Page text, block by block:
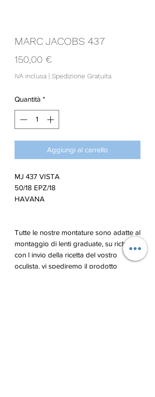
MARC JACOBS 437
150,00 €
IVA inclusa | Spedizione Gratuita
Quantità *
Aggiungi al carrello
MJ 437 VISTA
50/18 EPZ/18
HAVANA
Tutte le nostre montature sono adatte al
montaggio di lenti graduate, su richiesta
con l invio della ricetta del vostro
oculista, vi spediremo il prodotto